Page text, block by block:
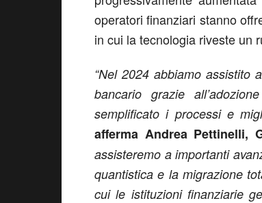
operatori finanziari stanno
in cui la tecnologia riveste un
“Nel 2024 abbiamo assistito
bancario grazie
semplificato i processi e
afferma Andrea Pettinelli,
assisteremo a importanti
quantistica e la migrazione
cui le istituzioni finanziarie